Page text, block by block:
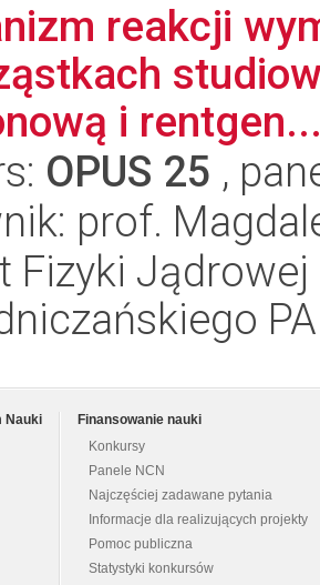
reakcji
i
OPUS 25 ,
prof.
Fizyki
Nauki
Finansowanie nauki
Konkursy
Panele NCN
Najczęściej zadawane pytania
Informacje dla realizujących projekty
Pomoc publiczna
Statystyki konkursów